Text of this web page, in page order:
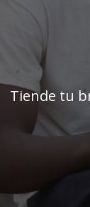
Tiende tu